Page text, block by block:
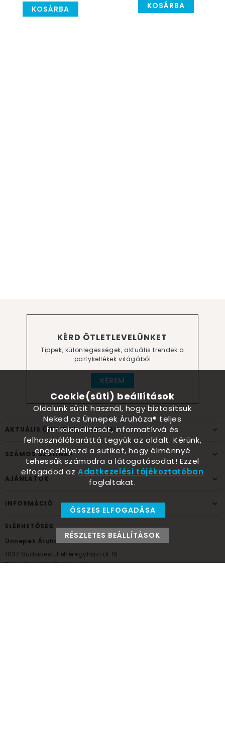
KOSÁRBA
KOSÁRBA
KÉRD ÖTLETLEVELÜNKET
Tippek, különlegességek, aktuális trendek a
partykellékek világából
KÉREM
AKTUÁLIS ÜNNEPEK, ALKALMAK
SZÁMOS SZÜLINAP
AJÁNLATOK
INFORMÁCIÓ
ELÉRHETŐSÉG
Ünnepek Áruháza
1037 Budapest, Fehéregyházi út 15.
Személyes átvételi pont
Cookie(süti) beállítások
Oldalunk sütit használ, hogy biztosítsuk
Neked az Ünnepek Áruháza® teljes
funkcionalitását, informatívvá és
felhasználóbaráttá tegyük az oldalt. Kérünk,
engedélyezd a sütiket, hogy élménnyé
tehessük számodra a látogatásodat! Ezzel
elfogadod azAdatkezelési tájékoztatóban
foglaltakat.
ÖSSZES ELFOGADÁSA
RÉSZLETES BEÁLLÍTÁSOK